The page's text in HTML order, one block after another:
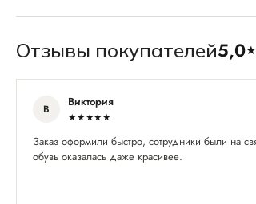
Отзывы покупателей5,0
В Виктория
★★★★★
Заказ оформили быстро, сотрудники были на
обувь оказалась даже красивее.